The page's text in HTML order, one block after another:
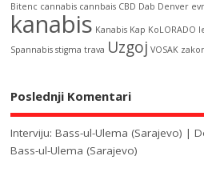
Bitenc cannabis cannbais CBD Dab Denver
kanabis Kanabis Kap KoLORADO
Spannabis stigma trava Uzgoj VOSAK
Poslednji Komentari
Interviju: Bass-ul-Ulema (Sarajevo) |
Bass-ul-Ulema (Sarajevo)